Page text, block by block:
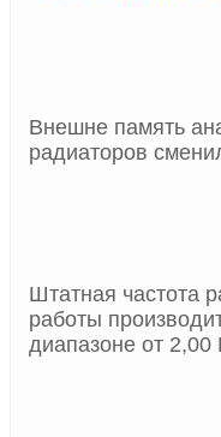
Внешне память
радиаторов
Штатная частота
работы
диапазоне от